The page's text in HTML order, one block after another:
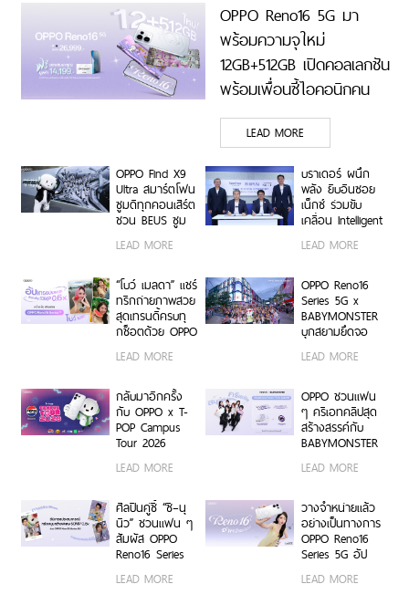
OPPO Reno16 5G มา
พร้อมความจุใหม่
12GB+512GB เปิดคอลเลกชัน
พร้อมเพื่อนซี้ไอคอนิกคน
ล่าสุด Pingu Limited
Edition เติมความน่ารักทุก
โมเมนต์ เริ่ม 7 ส.ค. 69
LEAD MORE
OPPO Find X9
Ultra สมาร์ตโฟน
ซูมดีทุกคอนเสิร์ต
ชวน BEUS ซูม
เก็บทุกโมเมนต์
ความสนุกสุดคม
BUS LIGHT AS
ONE
LEAD MORE
บราเดอร์ ผนึก
พลัง ยิบอินซอย
เน็กซ์ ร่วมขับ
เคลื่อน Intelligent
Document
Transformation
Platform ยก
ระดับการจัดการ
ข้อมูลสู่ยุค
Digital-First
Enterprise
LEAD MORE
“โบว์ เมลดา” แชร์
ทริกถ่ายภาพสวย
สุดเทรนดี้ครบทุ
กช็อตด้วย OPPO
Reno16 Series
5G
LEAD MORE
OPPO Reno16
Series 5G x
BABYMONSTER
บุกสยามยึดจอ
ยักษ์ ส่งต่อแรง
บันดาลใจให้ทุก
เองได้เต็มที่ ผ่าน
OPPO K-POP
Star Random
Dance พร้อม
คลูซีฟ
LEAD MORE
กลับมาอีกครั้ง
กับ OPPO x T-
POP Campus
Tour 2026
เตรียมขนความ
สนุก บุก 6 รั้ว
ประเทศ ชวนเหล่า
นักศึกษา มา
Make Your
Moment กับ
Series 5G เร็ว ๆ
LEAD MORE
OPPO ชวนแฟน
ๆ ครีเอทคลิปสุด
สร้างสรรค์กับ
BABYMONSTER
ลุ้นรับบัตร
คอนเสิร์ตโซน VIP
Edition Gift Box
สุดเอ็กซ์คลูซีฟ
ร่วมสนุกได้ตั้งแต่
6 ก.ค. – 17 ส.ค.
LEAD MORE
ศิลปินคู่ซี้ “ซี–นุ
นิว” ชวนแฟน ๆ
สัมผัส OPPO
Reno16 Series
5G ผ่าน Live
Unbox พร้อม
LEAD MORE
วางจำหน่ายแล้ว
อย่างเป็นทางการ
OPPO Reno16
Series 5G อัป
เกรดกล้องมุม
กว้างพิเศษ
LEAD MORE